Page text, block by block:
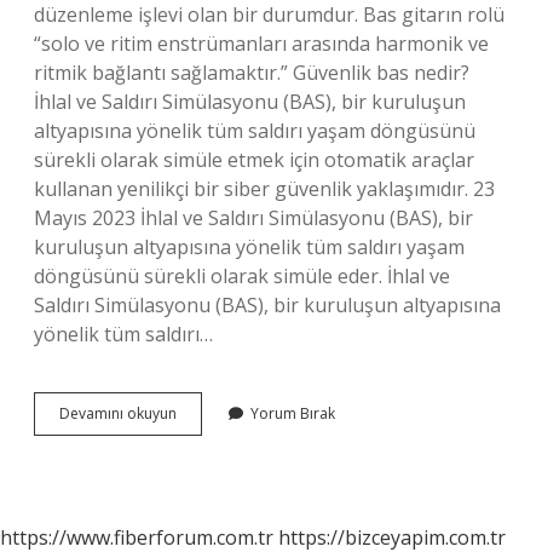
düzenleme işlevi olan bir durumdur. Bas gitarın rolü
“solo ve ritim enstrümanları arasında harmonik ve
ritmik bağlantı sağlamaktır.” Güvenlik bas nedir?
İhlal ve Saldırı Simülasyonu (BAS), bir kuruluşun
altyapısına yönelik tüm saldırı yaşam döngüsünü
sürekli olarak simüle etmek için otomatik araçlar
kullanan yenilikçi bir siber güvenlik yaklaşımıdır. 23
Mayıs 2023 İhlal ve Saldırı Simülasyonu (BAS), bir
kuruluşun altyapısına yönelik tüm saldırı yaşam
döngüsünü sürekli olarak simüle eder. İhlal ve
Saldırı Simülasyonu (BAS), bir kuruluşun altyapısına
yönelik tüm saldırı…
Devamını okuyun Arabada
Bas
Yorum Bırak
https://www.fiberforum.com.tr https://bizceyapim.com.tr